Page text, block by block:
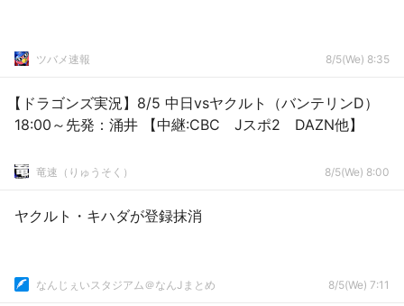
ツバメ速報 8/5(We) 8:35
【ドラゴンズ実況】8/5 中日vsヤクルト（バンテリンD）
18:00～先発：涌井 【中継:CBC Jスポ2 DAZN他】
竜速（りゅうそく） 8/5(We) 8:00
ヤクルト・キハダが登録抹消
なんじぇいスタジアム＠なんJまとめ 8/5(We) 7:11